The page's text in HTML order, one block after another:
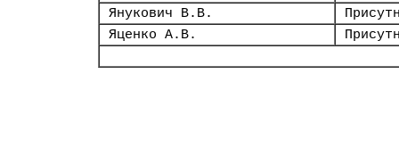
Янукович В.В.
Яценко А.В.